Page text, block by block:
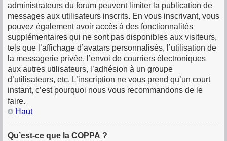
administrateurs du forum peuvent limiter la publication de
messages aux utilisateurs inscrits. En vous inscrivant, vous
pouvez également avoir accès à des fonctionnalités
supplémentaires qui ne sont pas disponibles aux visiteurs,
tels que l’affichage d’avatars personnalisés, l’utilisation de
la messagerie privée, l’envoi de courriers électroniques
aux autres utilisateurs, l’adhésion à un groupe
d’utilisateurs, etc. L’inscription ne vous prend qu’un court
instant, c’est pourquoi nous vous recommandons de le
faire.
Haut
Qu’est-ce que la COPPA ?